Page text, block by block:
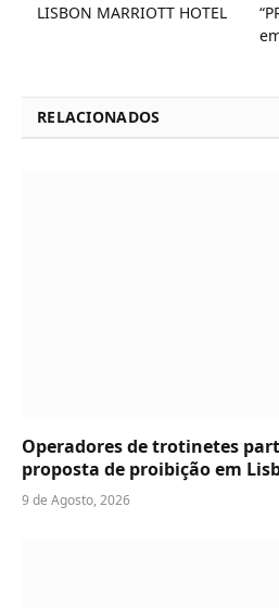
LISBON MARRIOTT HOTEL
RELACIONADOS
Operadores de trotinetes
proposta de proibição em
9 de Agosto, 2026